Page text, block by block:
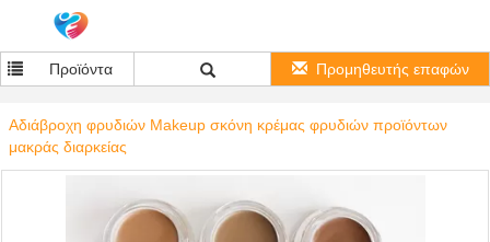
Προϊόντα Προμηθευτής επαφών
Αδιάβροχη φρυδιών Makeup σκόνη κρέμας φρυδιών προϊόντων
μακράς διαρκείας